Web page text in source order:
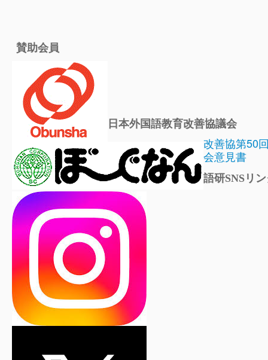
賛助会員
日本外国語教育改善協議会
改善協第50
会意見書
語研SNSリ